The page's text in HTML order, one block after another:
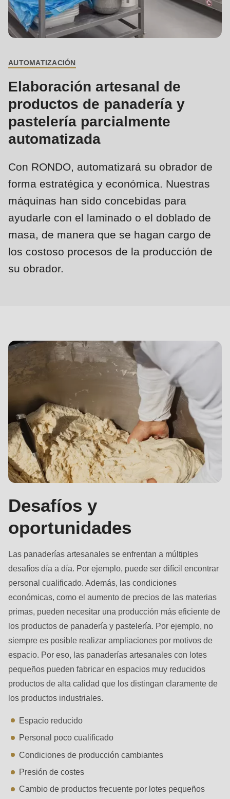
Estados Unidos · ES
Events
is
deprecated
in
>Drupal\rondo_contact\
()
(line
592
modules/custom/rondo_contact/src/ContactService.php
function:
mb_substr():
Passing
null
#1
is
deprecated
Drupal\rondo_contact\ContactService-
>Drupal\rondo_contact\
{closure}
()
(line
592
of
function:
mb_substr():
Passing
parameter
type
string
in
Drupal\rondo_contact\ContactService-
>Drupal\rondo_contact\
(line
BREADCRUMB
AUTOMATIZACIÓN
Elaboración artesanal de
productos de panadería y
pastelería parcialmente
automatizada
Con RONDO, automatizará su obrador de
forma estratégica y económica. Nuestras
máquinas han sido concebidas para
ayudarle con el laminado o el doblado de
masa, de manera que se hagan cargo de
los costoso procesos de la producción de
su obrador.
Desafíos y
oportunidades
Las panaderías artesanales se enfrentan a múltiples
desafíos día a día. Por ejemplo, puede ser difícil encontrar
personal cualificado. Además, las condiciones
económicas, como el aumento de precios de las materias
primas, pueden necesitar una producción más eficiente de
los productos de panadería y pastelería. Por ejemplo, no
siempre es posible realizar ampliaciones por motivos de
espacio. Por eso, las panaderías artesanales con lotes
pequeños pueden fabricar en espacios muy reducidos
productos de alta calidad que los distingan claramente de
los productos industriales.
Espacio reducido
Personal poco cualificado
Condiciones de producción cambiantes
Presión de costes
Cambio de productos frecuente por lotes pequeños